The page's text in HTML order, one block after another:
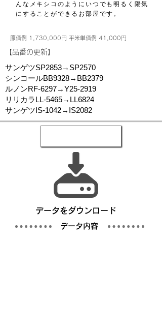
んなメキシコのようにいつでも明るく陽気
にすることができるお部屋です。
原価例 1,730,000円 平米単価例 41,000円
​【品番の更新】
サンゲツSP2853→SP2570
シンコールBB9328→BB2379
ルノンRF-6297→Y25-2919
リリカラLL-5465→LL6824
サンゲツIS-1042→IS2082
​データをダウンロード
​データ内容